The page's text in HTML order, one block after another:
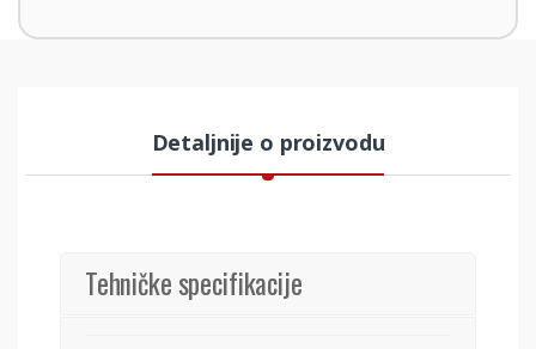
Detaljnije o proizvodu
Tehničke specifikacije